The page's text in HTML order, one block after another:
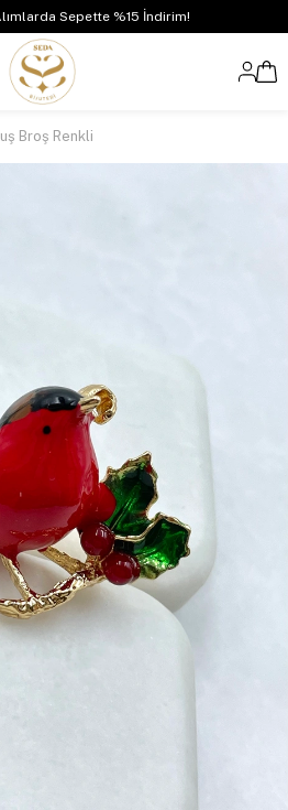
Sepette %15 İndirim!
Broş Renkli